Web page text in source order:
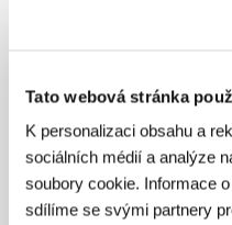
Tato webová stránka
K personalizaci obsahu a
sociálních médií a analýze
soubory cookie. Informace
sdílíme se svými partnery